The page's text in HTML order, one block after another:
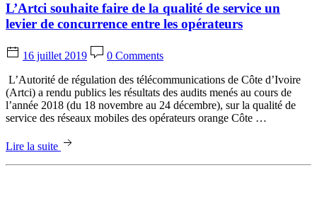
L’Artci souhaite faire de la qualité de service un
levier de concurrence entre les opérateurs
16 juillet 2019
0 Comments
L’Autorité de régulation des télécommunications de Côte d’Ivoire
(Artci) a rendu publics les résultats des audits menés au cours de
l’année 2018 (du 18 novembre au 24 décembre), sur la qualité de
service des réseaux mobiles des opérateurs orange Côte …
Lire la suite